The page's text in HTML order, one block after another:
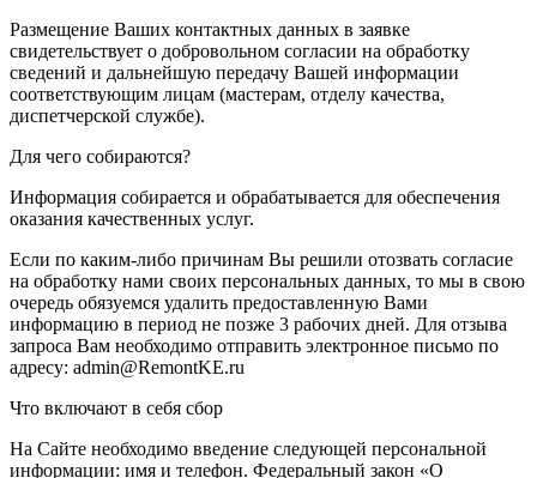
Размещение Ваших контактных данных в заявке
свидетельствует о добровольном согласии на обработку
сведений и дальнейшую передачу Вашей информации
соответствующим лицам (мастерам, отделу качества,
диспетчерской службе).
Для чего собираются?
Информация собирается и обрабатывается для обеспечения
оказания качественных услуг.
Если по каким-либо причинам Вы решили отозвать согласие
на обработку нами своих персональных данных, то мы в свою
очередь обязуемся удалить предоставленную Вами
информацию в период не позже 3 рабочих дней. Для отзыва
запроса Вам необходимо отправить электронное письмо по
адресу: admin@RemontKE.ru
Что включают в себя сбор
На Сайте необходимо введение следующей персональной
информации: имя и телефон. Федеральный закон «О